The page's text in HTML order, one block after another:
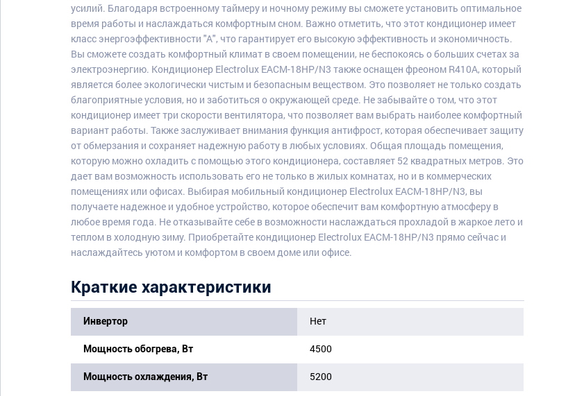
усилий. Благодаря встроенному таймеру и ночному режиму вы сможете установить оптимальное
время работы и наслаждаться комфортным сном. Важно отметить, что этот кондиционер имеет
класс энергоэффективности "А", что гарантирует его высокую эффективность и экономичность.
Вы сможете создать комфортный климат в своем помещении, не беспокоясь о больших счетах за
электроэнергию. Кондиционер Electrolux EACM-18HP/N3 также оснащен фреоном R410A, который
является более экологически чистым и безопасным веществом. Это позволяет не только создать
благоприятные условия, но и заботиться о окружающей среде. Не забывайте о том, что этот
кондиционер имеет три скорости вентилятора, что позволяет вам выбрать наиболее комфортный
вариант работы. Также заслуживает внимания функция антифрост, которая обеспечивает защиту
от обмерзания и сохраняет надежную работу в любых условиях. Общая площадь помещения,
которую можно охладить с помощью этого кондиционера, составляет 52 квадратных метров. Это
дает вам возможность использовать его не только в жилых комнатах, но и в коммерческих
помещениях или офисах. Выбирая мобильный кондиционер Electrolux EACM-18HP/N3, вы
получаете надежное и удобное устройство, которое обеспечит вам комфортную атмосферу в
любое время года. Не отказывайте себе в возможности наслаждаться прохладой в жаркое лето и
теплом в холодную зиму. Приобретайте кондиционер Electrolux EACM-18HP/N3 прямо сейчас и
наслаждайтесь уютом и комфортом в своем доме или офисе.
Краткие характеристики
Инвертор Нет
Мощность обогрева, Вт 4500
Мощность охлаждения, Вт 5200